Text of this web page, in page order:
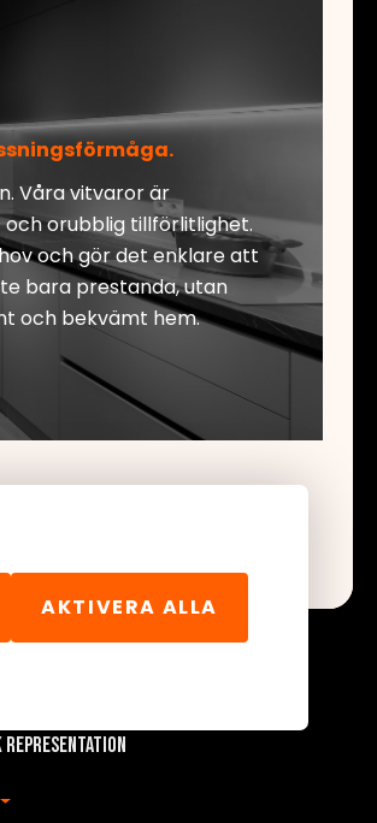
Våra vitvaror är
orubblig tillförlitlighet.
och gör det enklare att
bara prestanda, utan
och bekvämt hem.
representation
AKTIVERA ALLA